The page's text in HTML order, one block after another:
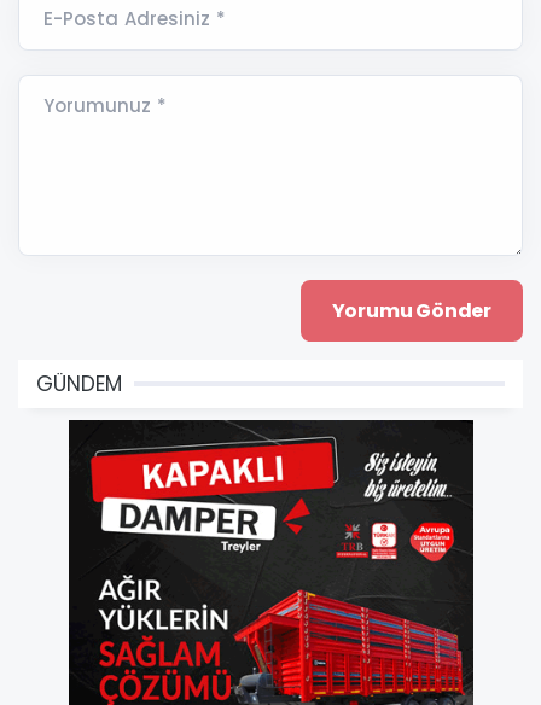
E-Posta Adresiniz *
Yorumunuz *
GÜNDEM